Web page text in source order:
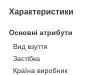
Характеристики
Основні атрибути
Вид взуття
Застібка
Країна виробник